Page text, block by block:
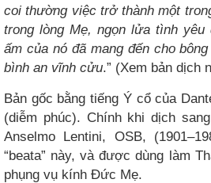
coi thường việc trở thành một
trong lòng Mẹ, ngọn lửa tình
ấm của nó đã mang đến cho
bình an vĩnh cửu.” (Xem bản dịch
Bản gốc bằng tiếng Ý cổ của
(diễm phúc). Chính khi dịch
Anselmo Lentini, OSB,
“beata” này, và được dùng làm
phụng vụ kính Đức Mẹ.